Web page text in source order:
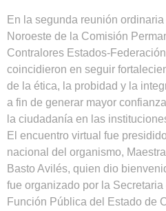
En la segunda reunión
Noroeste de la Comisión
Contralores Estados-
coincidieron en seguir
de la ética, la probidad y la
a fin de generar mayor
la ciudadanía en las
El encuentro virtual fue
nacional del organismo,
Basto Avilés, quien dio
fue organizado por la Secretaria
Función Pública del Estado de